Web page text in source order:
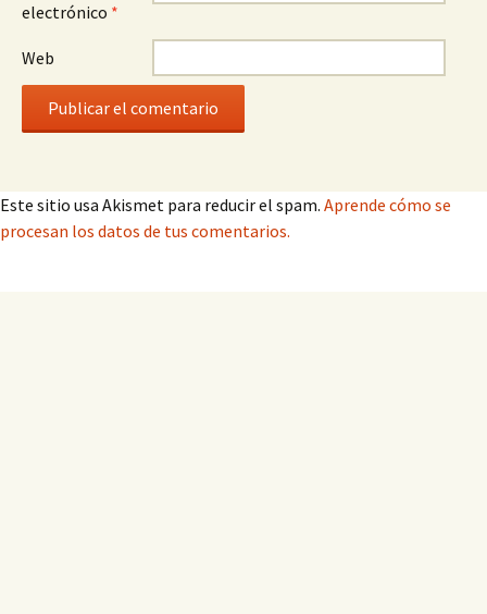
electrónico *
Web
Este sitio usa Akismet para reducir el spam. Aprende cómo se
procesan los datos de tus comentarios.